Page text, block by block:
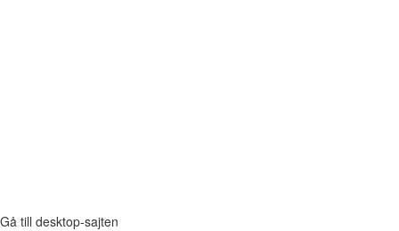
Gå till desktop-sajten